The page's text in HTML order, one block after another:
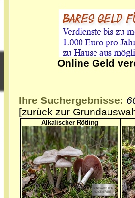
Online Geld
Ihre Suchergebnisse:
[zurück zur
Alkalischer Rötling